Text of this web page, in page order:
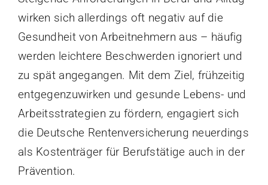
wirken sich allerdings oft negativ auf die
Gesundheit von Arbeitnehmern aus – häufig
werden leichtere Beschwerden ignoriert und
zu spät angegangen. Mit dem Ziel, frühzeitig
entgegenzuwirken und gesunde Lebens- und
Arbeitsstrategien zu fördern, engagiert sich
die Deutsche Rentenversicherung neuerdings
als Kostenträger für Berufstätige auch in der
Prävention.